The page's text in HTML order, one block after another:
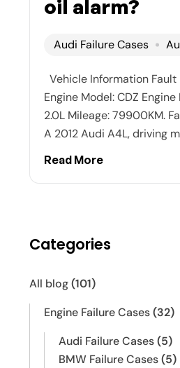
oil alarm?
Audi Failure Cases
Vehicle Information Fault
Engine Model: CDZ
2.0L Mileage: 79900KM.
A 2012 Audi A4L, driving
Read More
Categories
All blog(101)
Engine Failure Cases(32)
Audi Failure Cases(5)
BMW Failure Cases(5)